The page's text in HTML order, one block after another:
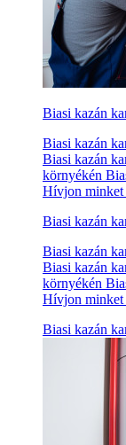
Biasi kazán
Biasi kazán
Biasi kazán
környékén
Hívjon minket
Biasi kazán
Biasi kazán
Biasi kazán
környékén
Hívjon minket
Biasi kazán